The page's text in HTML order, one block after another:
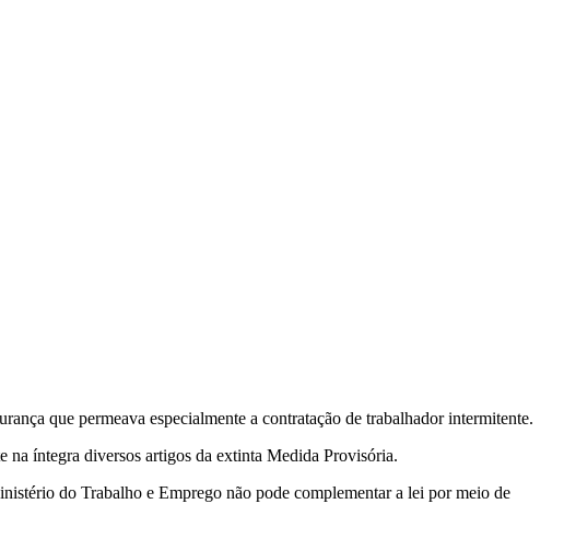
que permeava especialmente a contratação de trabalhador intermitente.
na íntegra diversos artigos da extinta Medida Provisória.
do Trabalho e Emprego não pode complementar a lei por meio de